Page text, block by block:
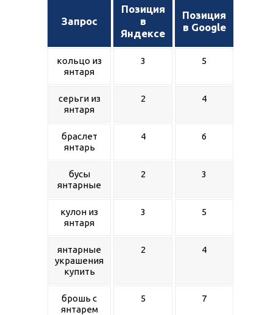
Запрос
Позиция
в
Яндексе
Позиция
в Google
кольцо из
янтаря
3 5
серьги из
янтаря
2 4
браслет
янтарь
4 6
бусы
янтарные
2 3
кулон из
янтаря
3 5
янтарные
украшения
купить
2 4
брошь с
янтарем
5 7